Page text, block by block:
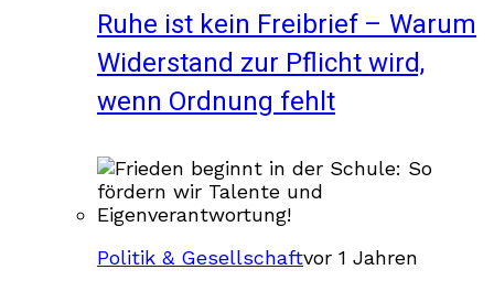
Ruhe ist kein Freibrief – Warum
Widerstand zur Pflicht wird,
wenn Ordnung fehlt
Politik & Gesellschaftvor 1 Jahren